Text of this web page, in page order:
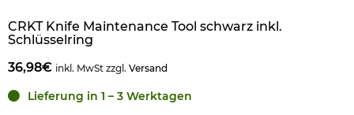
CRKT Knife Maintenance Tool schwarz inkl.
Schlüsselring
36,98€ inkl. MwSt zzgl. Versand
Lieferung in 1 – 3 Werktagen